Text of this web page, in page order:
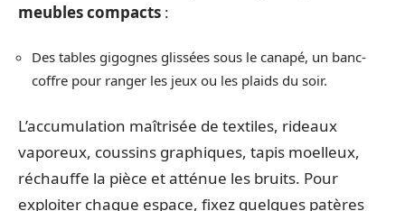
meubles compacts :
Des tables gigognes glissées sous le canapé, un banc-
coffre pour ranger les jeux ou les plaids du soir.
L’accumulation maîtrisée de textiles, rideaux
vaporeux, coussins graphiques, tapis moelleux,
réchauffe la pièce et atténue les bruits. Pour
exploiter chaque espace, fixez quelques patères